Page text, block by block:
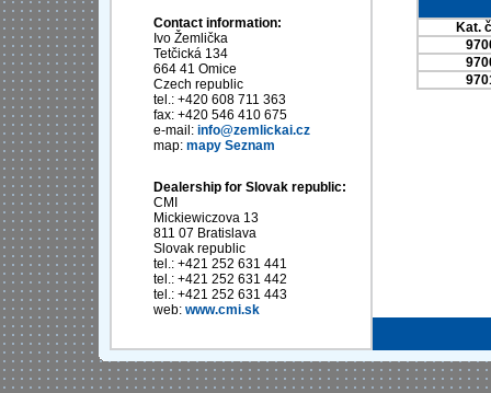
Contact information:
Ivo Žemlička
Tetčická 134
664 41 Omice
Czech republic
tel.: +420 608 711 363
fax: +420 546 410 675
e-mail: info@zemlickai.cz
map: mapy Seznam
Dealership for Slovak republic:
CMI
Mickiewiczova 13
811 07 Bratislava
Slovak republic
tel.: +421 252 631 441
tel.: +421 252 631 442
tel.: +421 252 631 443
web: www.cmi.sk
Kat.